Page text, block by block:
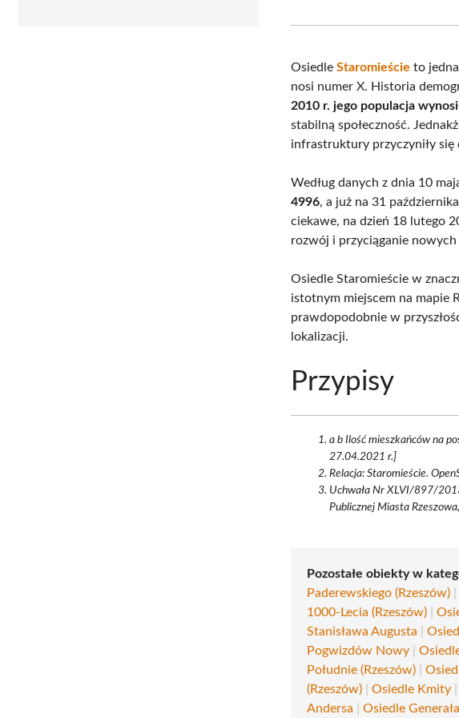
OsiedleStaromieście to
nosi numer X. Historia
2010 r. jego populacja
stabilną społeczność.
infrastruktury przyczyniły
Według danych z dnia 10
4996, a już na 31
ciekawe, na dzień 18 lutego
rozwój i przyciąganie
Osiedle Staromieście w
istotnym miejscem na mapie
prawdopodobnie w
lokalizacji.
Przypisy
a b Ilość mieszkańców na
27.04.2021 r.]
Relacja: Staromieście.
Uchwała Nr XLVI/897/
Publicznej Miasta
Pozostałe obiekty w
Paderewskiego (Rzeszów)
1000-Lecia (Rzeszów) |
Stanisława Augusta |
Pogwizdów Nowy |
Południe (Rzeszów) |
(Rzeszów) |Osiedle Kmity
Andersa |Osiedle